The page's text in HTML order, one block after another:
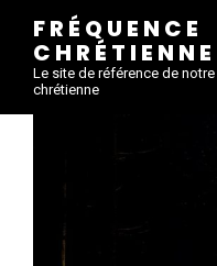
FRÉQUENCE
CHRÉTIENNE
Le site de référence de notre
chrétienne